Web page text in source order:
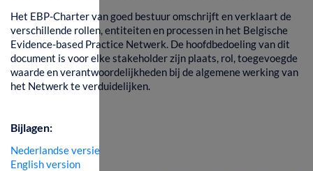
Het EBP-Charter van goed bestuur omschrijft en verklaart de
verschillende rollen, entiteiten en processen in het Belgische
Evidence-based Practice Netwerk. De hoofdbedoeling van dit
document is voor elke stakeholder zijn plaats, rol, toegevoegde
waarde en verantwoordelijkheden bij de algemene werking van
het Netwerk te verduidelijken.
Bijlagen:
Nederlandse versie
English version